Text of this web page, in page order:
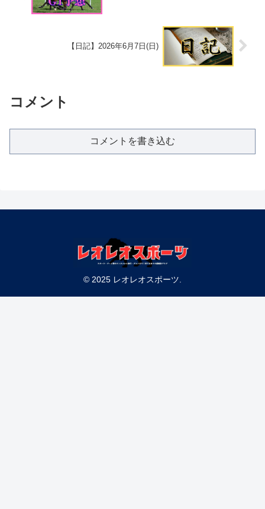
【日記】2026年6月7日(日)
コメント
コメントを書き込む
© 2025 レオレオスポーツ.